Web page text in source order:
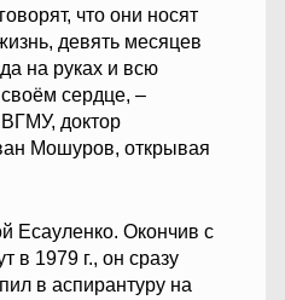
что они носят
девять месяцев
на руках и всю
сердце, –
доктор
Мошуров, открывая
Есауленко. Окончив с
в 1979 г., он сразу
в аспирантуру на